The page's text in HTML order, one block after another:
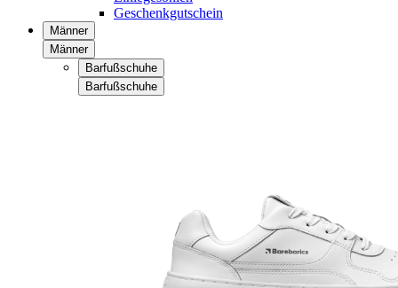
Geschenkgutschein
Männer
Männer
Barfußschuhe
Barfußschuhe